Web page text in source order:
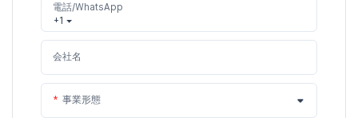
+1
電話/WhatsApp
会社名
事業形態